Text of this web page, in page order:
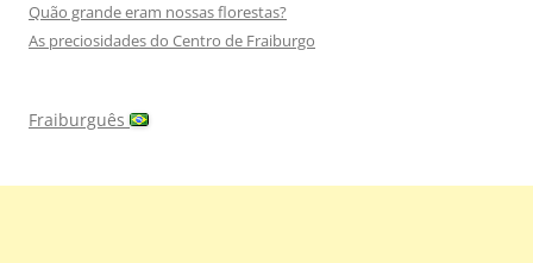
Quão grande eram nossas florestas?
As preciosidades do Centro de Fraiburgo
Fraiburguês